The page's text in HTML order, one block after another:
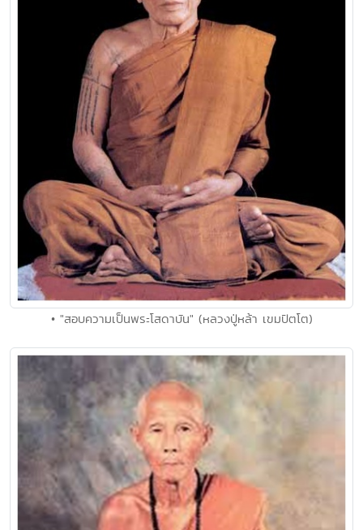
• "สอบความเป็นพระโสดาบัน" (หลวงปู่หล้า เขมปัตโต)